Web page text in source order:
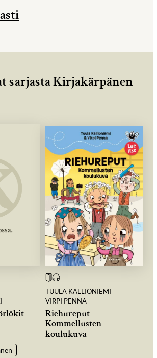
sarjasta Kirjakärpänen
TUULA KALLIONIEMI
VIRPI PENNA
Riehureput –
Kommellusten
koulukuva